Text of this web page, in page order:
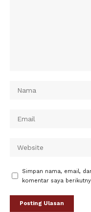
Simpan nama, email,
komentar saya